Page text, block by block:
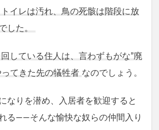
イレは汚れ、鳥の死骸は階段に放
した。
している住人は、言わずもがな”廃
ってきた先の犠牲者 なのでしょう。
なりを潜め、入居者を歓迎すると
る――そんな愉快な奴らの仲間入り